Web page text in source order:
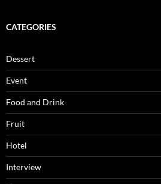
CATEGORIES
Dessert
Event
Food and Drink
Fruit
Hotel
Interview